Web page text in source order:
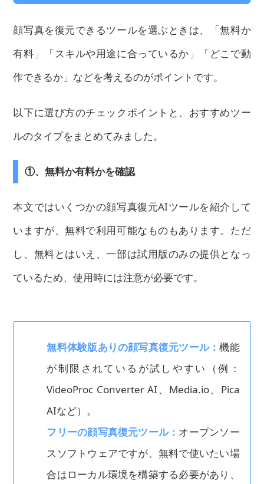
顔写真を復元できるツールを選ぶときは、「無料か
有料」「スキルや用途に合っているか」「どこで動
作できるか」などを考えるのがポイントです。
以下に選び方のチェックポイントと、おすすめツー
ルのタイプをまとめてみました。
①、無料か有料かを確認
本文ではいくつかの顔写真復元AIツールを紹介して
いますが、無料で利用可能なものもあります。ただ
し、無料とはいえ、一部は試用版のみの提供となっ
ているため、使用時には注意が必要です。
無料体験版ありの顔写真復元ツール：機能
が制限されているが試しやすい（例：
VideoProc Converter AI、Media.io、Pica
AIなど）。
フリーの顔写真復元ツール： オープンソー
スソフトウェアですが、無料で使いたい場
合はローカル環境を構築する必要があり、